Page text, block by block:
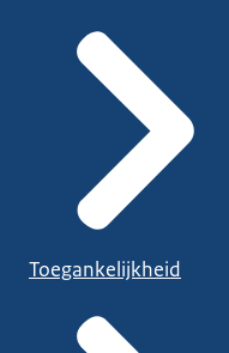
Toegankelijkheid